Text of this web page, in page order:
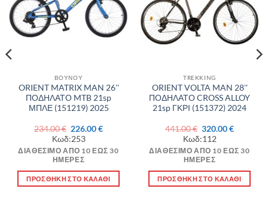
ΒΟΥΝΟΥ
ORIENT MATRIX MAN 26''
ΠΟΔΗΛΑΤΟ MTB 21sp
ΜΠΛΕ (151219) 2025
234.00€ Original
price
was:
234.00 €.
226.00€Η
είναι:
Κωδ:253
ΔΙΑΘΈΣΙΜΟ ΑΠΌ 10 ΈΩΣ 30
ΗΜΈΡΕΣ
ΠΡΟΣΘΉΚΗ ΣΤΟ ΚΑΛΆΘΙ
TREKKING
ORIENT VOLTA MAN 28''
ΠΟΔΗΛΑΤΟ CROSS ALLOY
21sp ΓΚΡΙ (151372) 2024
441.00€ Original
price
was:
441.00 €.
320.00€Η
είναι:
Κωδ:112
ΔΙΑΘΈΣΙΜΟ ΑΠΌ 10 ΈΩΣ 30
ΗΜΈΡΕΣ
ΠΡΟΣΘΉΚΗ ΣΤΟ ΚΑΛΆΘΙ